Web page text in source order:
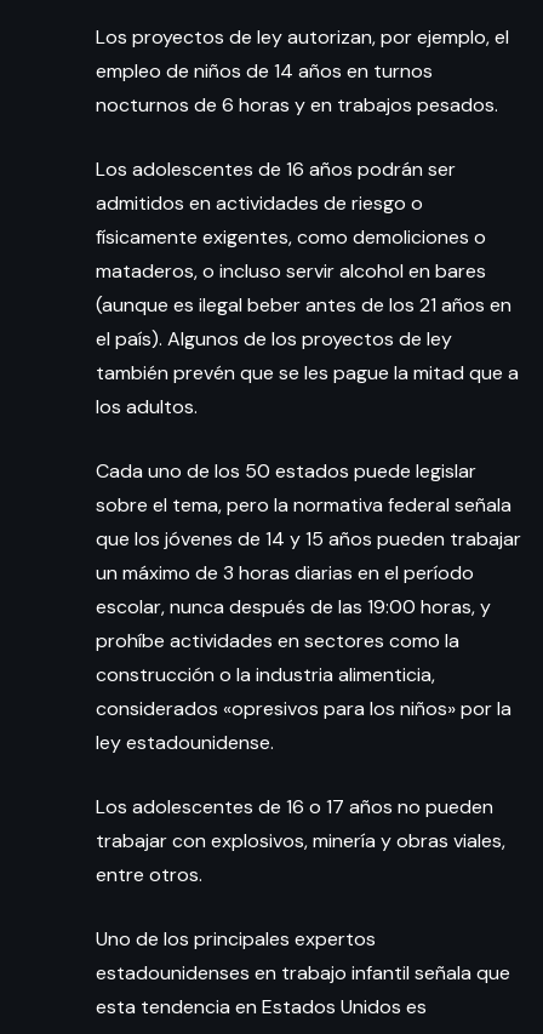
Los proyectos de ley autorizan, por ejemplo, el
empleo de niños de 14 años en turnos
nocturnos de 6 horas y en trabajos pesados.
Los adolescentes de 16 años podrán ser
admitidos en actividades de riesgo o
físicamente exigentes, como demoliciones o
mataderos, o incluso servir alcohol en bares
(aunque es ilegal beber antes de los 21 años en
el país). Algunos de los proyectos de ley
también prevén que se les pague la mitad que a
los adultos.
Cada uno de los 50 estados puede legislar
sobre el tema, pero la normativa federal señala
que los jóvenes de 14 y 15 años pueden trabajar
un máximo de 3 horas diarias en el período
escolar, nunca después de las 19:00 horas, y
prohíbe actividades en sectores como la
construcción o la industria alimenticia,
considerados «opresivos para los niños» por la
ley estadounidense.
Los adolescentes de 16 o 17 años no pueden
trabajar con explosivos, minería y obras viales,
entre otros.
Uno de los principales expertos
estadounidenses en trabajo infantil señala que
esta tendencia en Estados Unidos es